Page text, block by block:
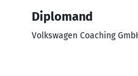
Diplomand
Volkswagen Coaching